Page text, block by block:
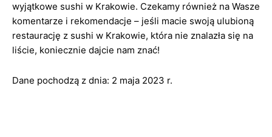
wyjątkowe sushi w Krakowie. Czekamy również na Wasze
komentarze i rekomendacje – jeśli macie swoją ulubioną
restaurację z sushi w Krakowie, która nie znalazła się na
liście, koniecznie dajcie nam znać!
Dane pochodzą z dnia: 2 maja 2023 r.